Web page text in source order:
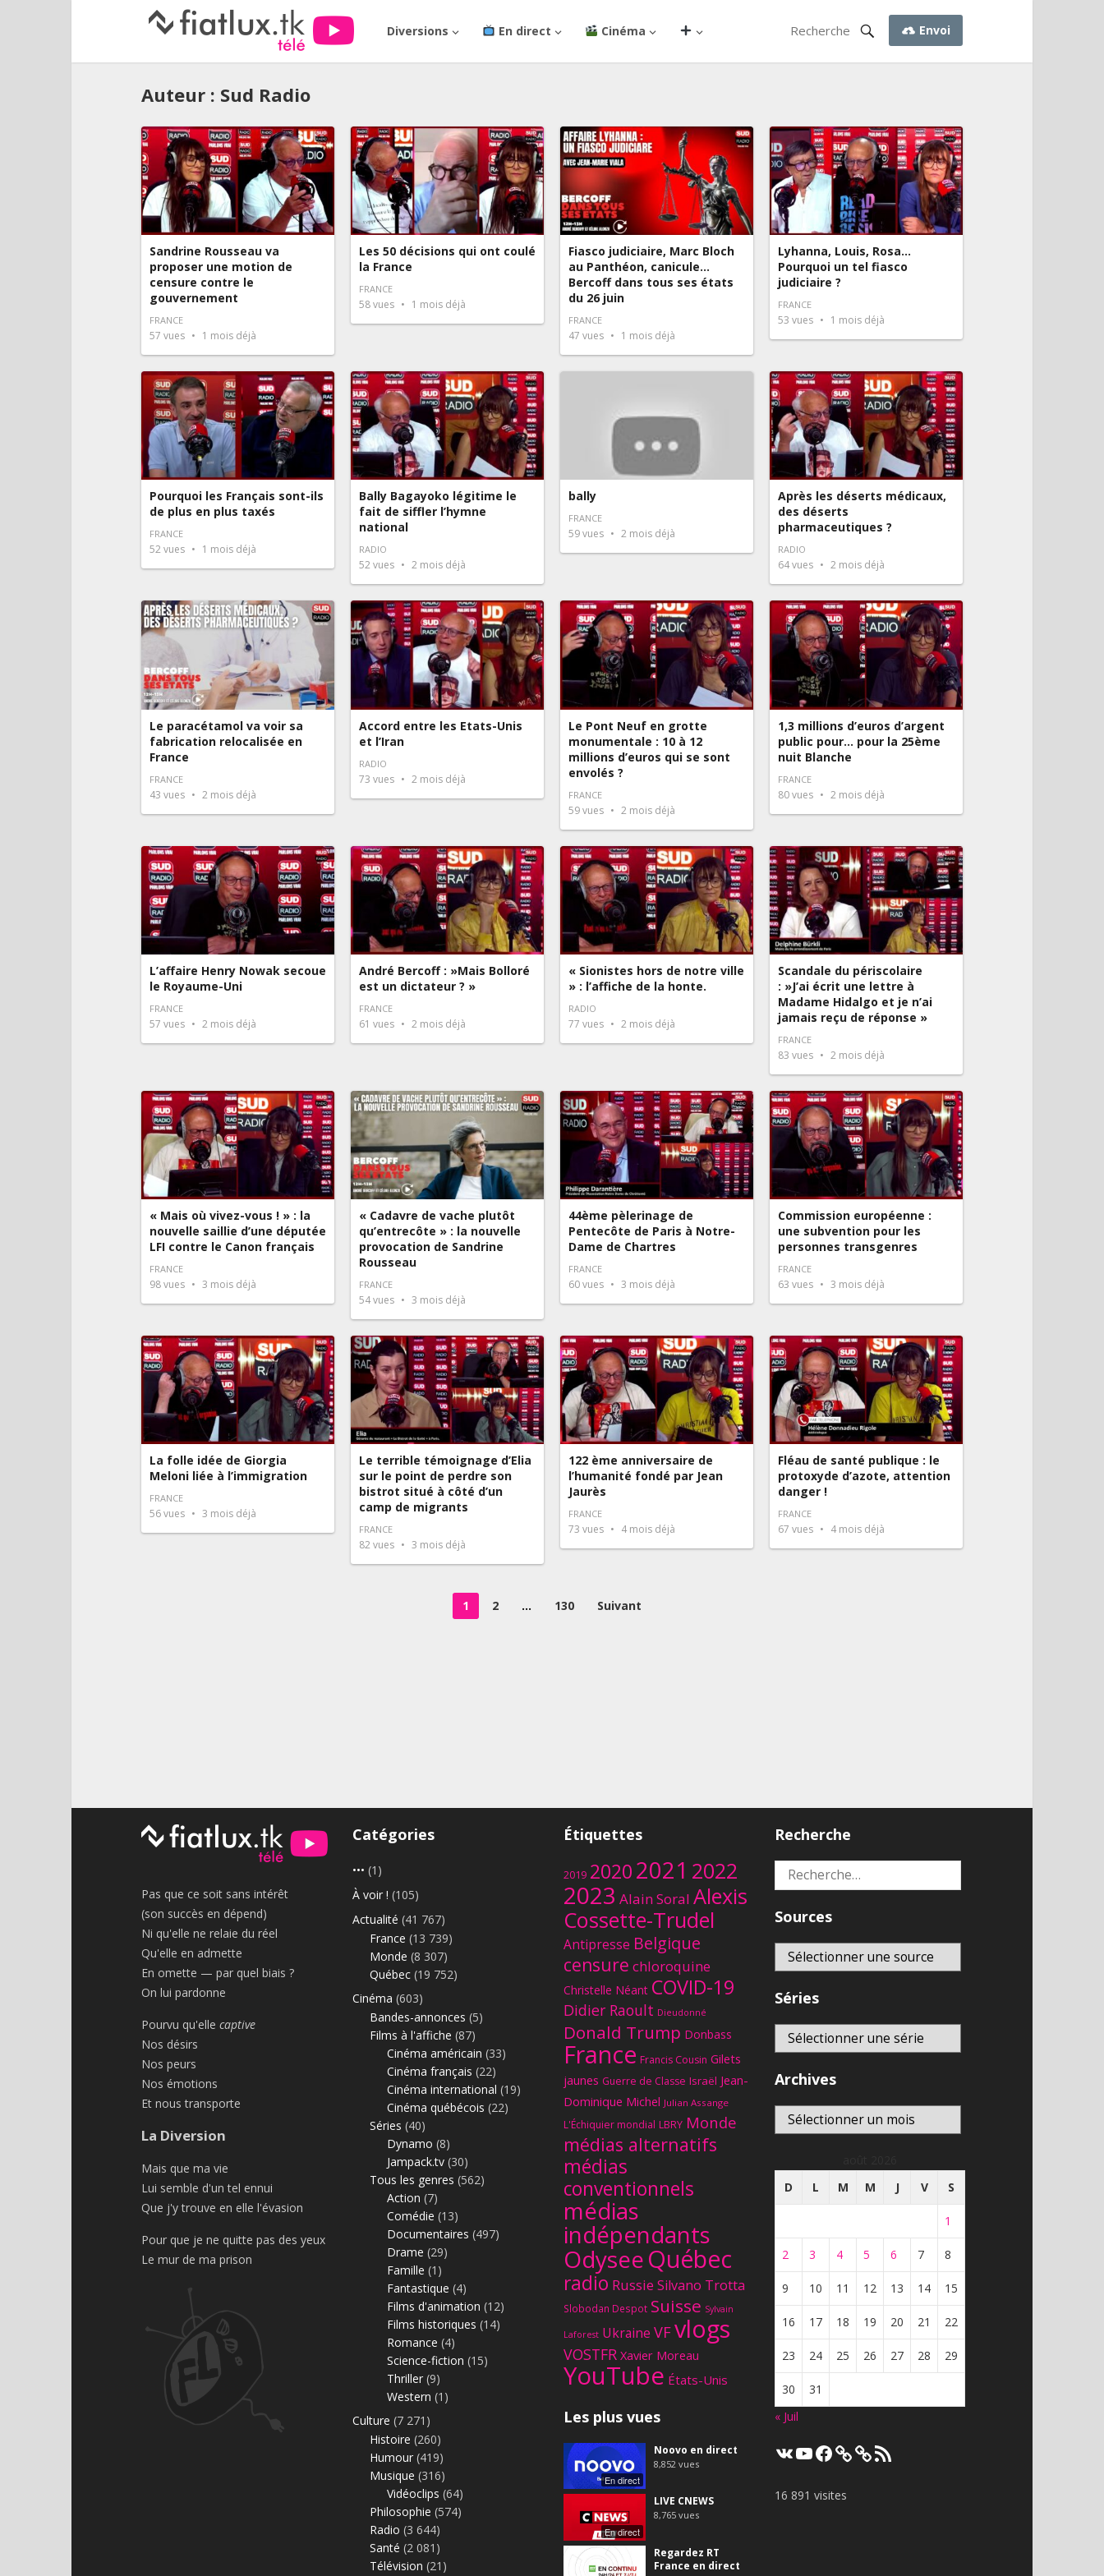
Diversions En direct Cinéma Envoi
Auteur : Sud Radio
Sandrine Rousseau va
proposer une motion de
censure contre le
gouvernement
FRANCE
57 vues 1 mois déjà
Les 50 décisions qui ont coulé
la France
FRANCE
58vues 1 mois déjà
Fiasco judiciaire, Marc Bloch
au Panthéon, canicule…
Bercoff dans tous ses états
du 26 juin
FRANCE
47 vues 1 mois déjà
Lyhanna, Louis, Rosa…
Pourquoi un tel fiasco
judiciaire ?
FRANCE
53 vues 1 mois déjà
Pourquoi les Français sont-ils
de plus en plus taxés
FRANCE
52vues 1 mois déjà
Bally Bagayoko légitime le
fait de siffler l’hymne
national
RADIO
52vues 2 mois déjà
bally
FRANCE
59vues 2 mois déjà
Après les déserts médicaux,
des déserts
pharmaceutiques ?
RADIO
64vues 2 mois déjà
Le paracétamol va voir sa
fabrication relocalisée en
France
FRANCE
43 vues 2 mois déjà
Accord entre les Etats-Unis
et l’Iran
RADIO
73 vues 2 mois déjà
Le Pont Neuf en grotte
monumentale : 10 à 12
millions d’euros qui se sont
envolés ?
FRANCE
59vues 2 mois déjà
1,3 millions d’euros d’argent
public pour… pour la 25ème
nuit Blanche
FRANCE
80vues 2 mois déjà
L’affaire Henry Nowak secoue
le Royaume-Uni
FRANCE
57 vues 2 mois déjà
André Bercoff : »Mais Bolloré
est un dictateur ? »
FRANCE
61 vues 2 mois déjà
« Sionistes hors de notre ville
» : l’affiche de la honte.
RADIO
77 vues 2 mois déjà
Scandale du périscolaire
: »J’ai écrit une lettre à
Madame Hidalgo et je n’ai
jamais reçu de réponse »
FRANCE
83 vues 2 mois déjà
« Mais où vivez-vous ! » : la
nouvelle saillie d’une députée
LFI contre le Canon français
FRANCE
98vues 3 mois déjà
« Cadavre de vache plutôt
qu’entrecôte » : la nouvelle
provocation de Sandrine
Rousseau
FRANCE
54vues 3 mois déjà
44ème pèlerinage de
Pentecôte de Paris à Notre-
Dame de Chartres
FRANCE
60vues 3 mois déjà
Commission européenne :
une subvention pour les
personnes transgenres
FRANCE
63 vues 3 mois déjà
La folle idée de Giorgia
Meloni liée à l’immigration
FRANCE
56vues 3 mois déjà
Le terrible témoignage d’Elia
sur le point de perdre son
bistrot situé à côté d’un
camp de migrants
FRANCE
82vues 3 mois déjà
122 ème anniversaire de
l’humanité fondé par Jean
Jaurès
FRANCE
73 vues 4 mois déjà
Fléau de santé publique : le
protoxyde d’azote, attention
danger !
FRANCE
67 vues 4 mois déjà
1 2 … 130 Suivant
Pas que ce soit sans intérêt
(son succès en dépend)
Ni qu'elle ne relaie du réel
Qu'elle en admette
En omette — par quel biais ?
On lui pardonne
Pourvu qu'elle captive
Nos désirs
Nos peurs
Nos émotions
Et nous transporte
La Diversion
Mais que ma vie
Lui semble d'un tel ennui
Que j'y trouve en elle l'évasion
Pour que je ne quitte pas des yeux
Le mur de ma prison
Catégories
••• (1)
À voir ! (105)
Actualité (41 767)
France (13 739)
Monde (8 307)
Québec (19 752)
Cinéma (603)
Bandes-annonces (5)
Films à l'affiche (87)
Cinéma américain (33)
Cinéma français (22)
Cinéma international (19)
Cinéma québécois (22)
Séries (40)
Dynamo (8)
Jampack.tv (30)
Tous les genres (562)
Action (7)
Comédie (13)
Documentaires (497)
Drame (29)
Famille (1)
Fantastique (4)
Films d'animation (12)
Films historiques (14)
Romance (4)
Science-fiction (15)
Thriller (9)
Western (1)
Culture (7 271)
Histoire (260)
Humour (419)
Musique (316)
Vidéoclips (64)
Philosophie (574)
Radio (3 644)
Santé (2 081)
Télévision (21)
Étiquettes
2019 20202021 2022
2023 Alain Soral Alexis
Cossette-Trudel
Antipresse Belgique
censure chloroquine
Christelle Néant COVID-19
Didier Raoult Dieudonné
Donald Trump Donbass
France Francis Cousin Gilets
jaunes Guerre de Classe Israël Jean-
Dominique Michel Julian Assange
L'Échiquier mondial LBRY Monde
médias alternatifs
médias
conventionnels
médias
indépendants
OdyseeQuébec
radio Russie Silvano Trotta
Slobodan Despot Suisse Sylvain
Laforest Ukraine VFvlogs
VOSTFR Xavier Moreau
YouTube États-Unis
Les plus vues
En direct
Noovo en direct
8,852 vues
En direct
LIVE CNEWS
8,765 vues
Regardez RT
France en direct
Recherche
Rechercher :
Sources
Séries
Archives
Archives
D
L M M J V S
1
2 3 4 5 6 7 8
9 10 11 12 13 14 15
16 17 18 19 20 21 22
23 24 25 26 27 28 29
30
31
« Juil
VK YouTube
Facebook Flux
RSS
16 891 visites